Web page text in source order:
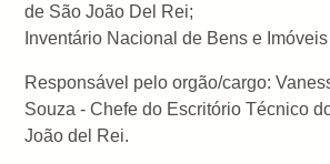
de São João Del Rei;
Inventário Nacional de Bens e
Responsável pelo orgão/cargo:
Souza - Chefe do Escritório Técnico
João del Rei.